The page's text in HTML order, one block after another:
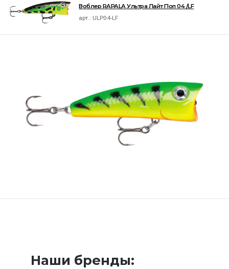
Воблер RAPALA Ультра Лайт Поп 04 /LF
арт.: ULP04-LF
Наши бренды: